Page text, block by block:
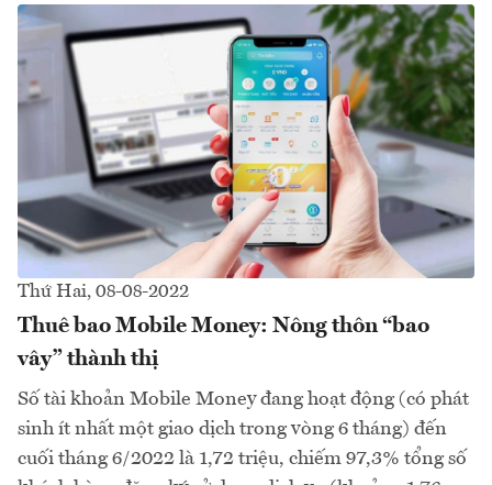
Thứ Hai, 08-08-2022
Thuê bao Mobile Money: Nông thôn “bao
vây” thành thị
Số tài khoản Mobile Money đang hoạt động (có phát
sinh ít nhất một giao dịch trong vòng 6 tháng) đến
cuối tháng 6/2022 là 1,72 triệu, chiếm 97,3% tổng số